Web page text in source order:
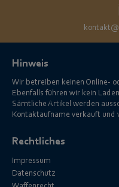
Hinweis
Wir betreiben keinen Online-
Ebenfalls führen wir kein
Sämtliche Artikel werden
Kontaktaufname verkauft und
Rechtliches
Impressum
Datenschutz